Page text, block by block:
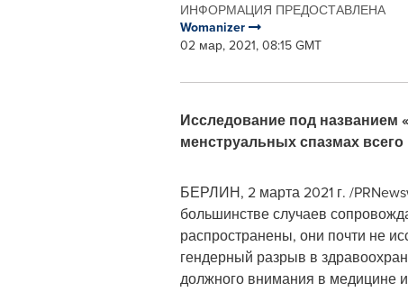
ИНФОРМАЦИЯ ПРЕДОСТАВЛЕНА
Womanizer
02 мар, 2021, 08:15 GMT
Исследование под
менструальных спазмах
БЕРЛИН, 2 марта 2021 г. /
большинстве случаев
распространены, они почти не
гендерный разрыв в
должного внимания в медицине